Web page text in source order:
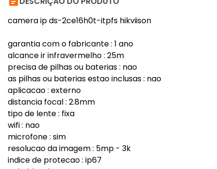
camera ip ds-2ce16h0t-itpfs hikviison
garantia com o fabricante : 1 ano
alcance ir infravermelho : 25m
precisa de pilhas ou baterias : nao
as pilhas ou baterias estao inclusas : nao
aplicacao : externo
distancia focal : 2.8mm
tipo de lente : fixa
wifi : nao
microfone : sim
resolucao da imagem : 5mp - 3k
indice de protecao : ip67